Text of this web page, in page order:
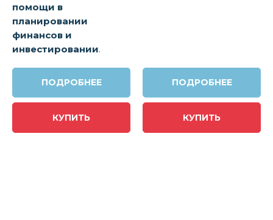
помощи в
планировании
финансов и
инвестировании.
ПОДРОБНЕЕ
КУПИТЬ
ПОДРОБНЕЕ
КУПИТЬ